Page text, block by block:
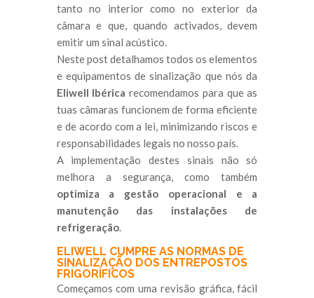
tanto no interior como no exterior da
câmara e que, quando activados, devem
emitir um sinal acústico.
Neste post detalhamos todos os elementos
e equipamentos de sinalização que nós da
Eliwell Ibérica recomendamos para que as
tuas câmaras funcionem de forma eficiente
e de acordo com a lei, minimizando riscos e
responsabilidades legais no nosso país.
A implementação destes sinais não só
melhora a segurança, como também
optimiza a gestão operacional e a
manutenção das instalações de
refrigeração.
ELIWELL CUMPRE AS NORMAS DE
SINALIZAÇÃO DOS ENTREPOSTOS
FRIGORÍFICOS
Começamos com uma revisão gráfica, fácil